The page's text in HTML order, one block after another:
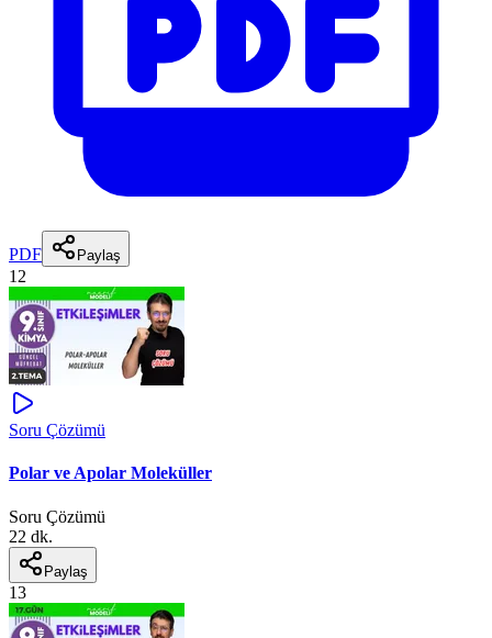
PDF Paylaş
12
Soru Çözümü
Polar ve Apolar Moleküller
Soru Çözümü
22 dk.
Paylaş
13